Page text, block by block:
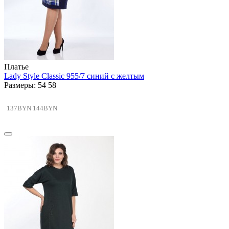
Платье
Lady Style Classic 955/7 синий с желтым
Размеры: 54 58
137BYN 144BYN